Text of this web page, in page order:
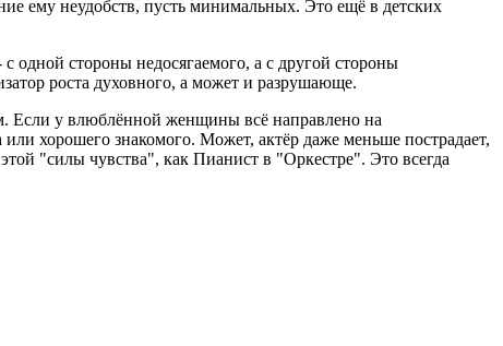
ему неудобств, пусть минимальных. Это ещё в детских
одной стороны недосягаемого, а с другой стороны
роста духовного, а может и разрушающе.
Если у влюблённой женщины всё направлено на
хорошего знакомого. Может, актёр даже меньше пострадает,
"силы чувства", как Пианист в "Оркестре". Это всегда